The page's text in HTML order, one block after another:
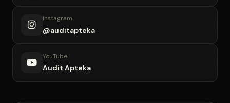
Instagram
@auditapteka
YouTube
Audit Apteka